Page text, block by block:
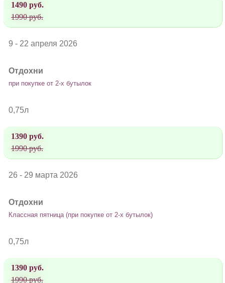
1490 руб.
1990 руб.
9 - 22 апреля 2026
Отдохни
при покупке от 2-х бутылок
0,75л
1390 руб.
1990 руб.
26 - 29 марта 2026
Отдохни
Классная пятница (при покупке от 2-х бутылок)
0,75л
1390 руб.
1990 руб.